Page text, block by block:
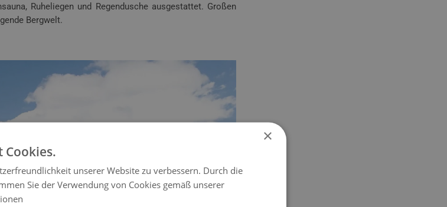
Ruheliegen und Regendusche ausgestattet. Großen
Bergwelt.
×
Cookies.
unserer Website zu verbessern. Durch die
Sie der Verwendung von Cookies gemäß unserer